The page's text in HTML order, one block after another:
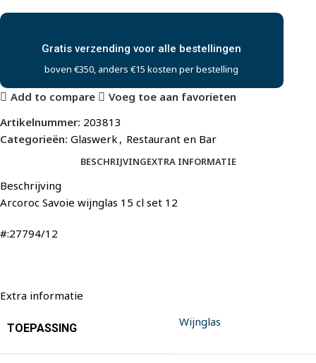
Gratis verzending voor alle bestellingen
boven €350, anders €15 kosten per bestelling
Add to compare
Voeg toe aan favorieten
Artikelnummer: 203813
Categorieën: Glaswerk , Restaurant en Bar
BESCHRIJVINGEXTRA INFORMATIE
Beschrijving
Arcoroc Savoie wijnglas 15 cl set 12
#:27794/12
Extra informatie
TOEPASSING Wijnglas